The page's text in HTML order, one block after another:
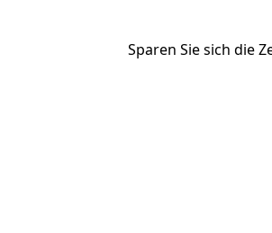
Sparen Sie sich die